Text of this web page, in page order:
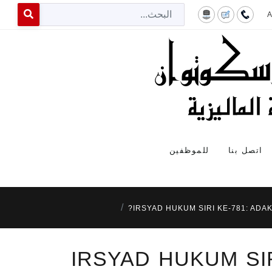
اتصل بنا للموظفين
IRSYAD HUKUM SIRI KE-781:
IRSYAD HUKUM